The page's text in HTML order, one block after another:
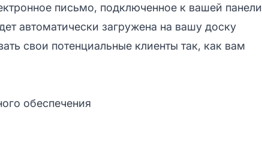
письмо, подключенное к вашей панели
автоматически загружена на вашу доску
свои потенциальные клиенты так, как вам
обеспечения